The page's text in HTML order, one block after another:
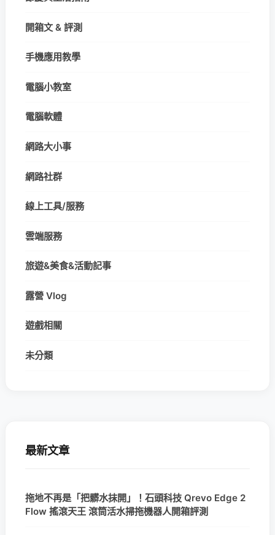
開箱文 & 評測
手機應用教學
電腦小教室
電腦軟體
網路大小事
網路社群
線上工具/服務
雲端服務
旅遊&美食&活動記事
露營 Vlog
遊戲相關
未分類
最新文章
拖地不再是「把髒水抹開」！石頭科技 Qrevo Edge 2
Flow 搖滾天王 滾筒活水掃拖機器人開箱評測